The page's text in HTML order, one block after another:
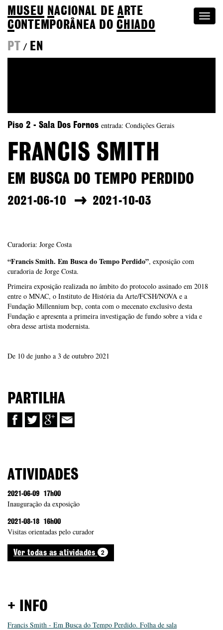
MUSEU NACIONAL DEA RTE
CONTEMPORÂNEA DOCHIADO
PT
/ EN
Piso 2 - Sala Dos Fornos entrada: Condições Gerais
FRANCIS SMITH
EM BUSCA DO TEMPO PERDIDO
2021-06-10 2021-10-03
Curadoria: Jorge Costa
“Francis Smith. Em Busca do Tempo Perdido”, exposição com
curadoria de Jorge Costa.
Primeira exposição realizada no âmbito do protocolo assinado em 2018
entre o MNAC, o Instituto de História da Arte/FCSH/NOVA e a
Fundação Millennium bcp, conta com o mecenato exclusivo desta
Fundação e apresenta a primeira investigação de fundo sobre a vida e
obra desse artista modernista.
De 10 de junho a 3 de outubro 2021
PARTILHA
ATIVIDADES
2021-06-09 17h00
Inauguração da exposição
2021-08-18 16h00
Visitas orientadas pelo curador
Ver todas as atividades 2
+ INFO
Francis Smith - Em Busca do Tempo Perdido. Folha de sala